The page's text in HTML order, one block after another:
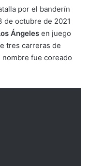
por el banderín
octubre de 2021
Ángeles en juego
tres carreras de
nombre fue coreado